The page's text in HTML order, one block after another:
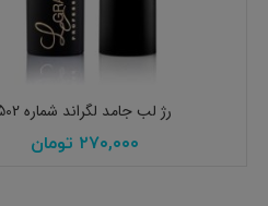
افزودن به سبد خرید
رژ لب جامد لگراند شماره 502
۲۷۰,۰۰۰ تومان